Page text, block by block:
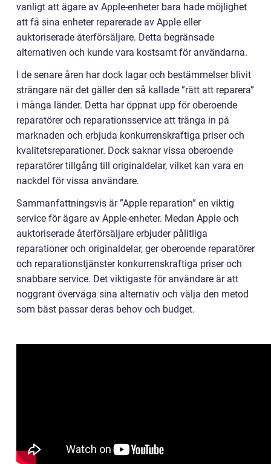
vanligt att ägare av Apple-enheter bara hade möjlighet
att få sina enheter reparerade av Apple eller
auktoriserade återförsäljare. Detta begränsade
alternativen och kunde vara kostsamt för användarna.
I de senare åren har dock lagar och bestämmelser blivit
strängare när det gäller den så kallade ”rätt att reparera”
i många länder. Detta har öppnat upp för oberoende
reparatörer och reparationsservice att tränga in på
marknaden och erbjuda konkurrenskraftiga priser och
kvalitetsreparationer. Dock saknar vissa oberoende
reparatörer tillgång till originaldelar, vilket kan vara en
nackdel för vissa användare.
Sammanfattningsvis är ”Apple reparation” en viktig
service för ägare av Apple-enheter. Medan Apple och
auktoriserade återförsäljare erbjuder pålitliga
reparationer och originaldelar, ger oberoende reparatörer
och reparationstjänster konkurrenskraftiga priser och
snabbare service. Det viktigaste för användare är att
noggrant överväga sina alternativ och välja den metod
som bäst passar deras behov och budget.